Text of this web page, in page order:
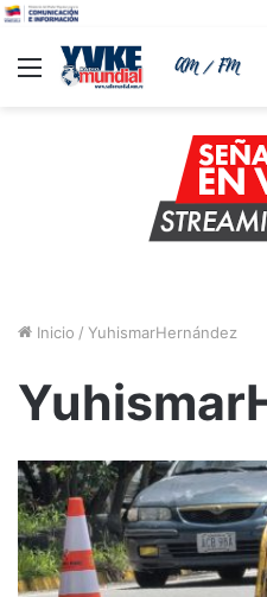
Menu
Inicio / YuhismarHernández